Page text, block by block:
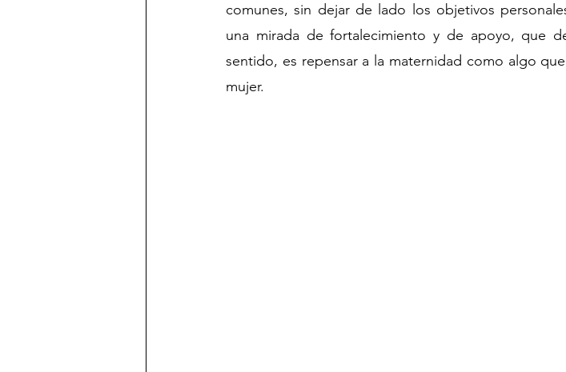
comunes, sin dejar de lado los objetivos
una mirada de fortalecimiento y de apoyo, que
sentido, es repensar a la maternidad como algo
mujer.